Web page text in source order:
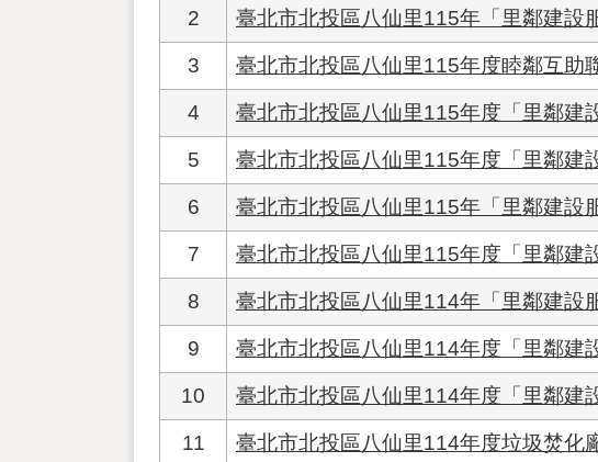
2 臺北市北投區八仙里115年「里鄰建設
3 臺北市北投區八仙里115年度睦鄰互助
4 臺北市北投區八仙里115年度「里鄰建
5 臺北市北投區八仙里115年度「里鄰建
6 臺北市北投區八仙里115年「里鄰建設
7 臺北市北投區八仙里115年度「里鄰建
8 臺北市北投區八仙里114年「里鄰建設
9 臺北市北投區八仙里114年度「里鄰建
10 臺北市北投區八仙里114年度「里鄰建
11 臺北市北投區八仙里114年度垃圾焚化